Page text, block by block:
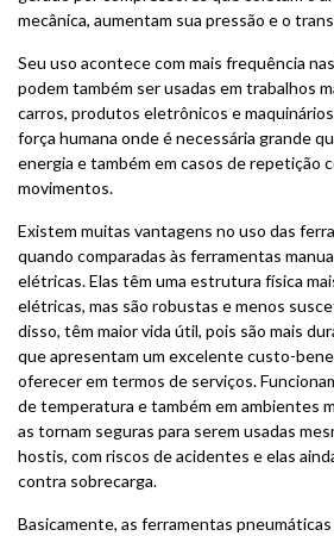
mecânica, aumentam sua pressão e o
Seu uso acontece com mais frequência
podem também ser usadas em trabalhos
carros, produtos eletrônicos e
força humana onde é necessária grande
energia e também em casos de repetição
movimentos.
Existem muitas vantagens no uso das
quando comparadas às ferramentas
elétricas. Elas têm uma estrutura física
elétricas, mas são robustas e menos
disso, têm maior vida útil, pois são mais
que apresentam um excelente custo-
oferecer em termos de serviços.
de temperatura e também em ambientes
as tornam seguras para serem usadas
hostis, com riscos de acidentes e elas
contra sobrecarga.
Basicamente, as ferramentas